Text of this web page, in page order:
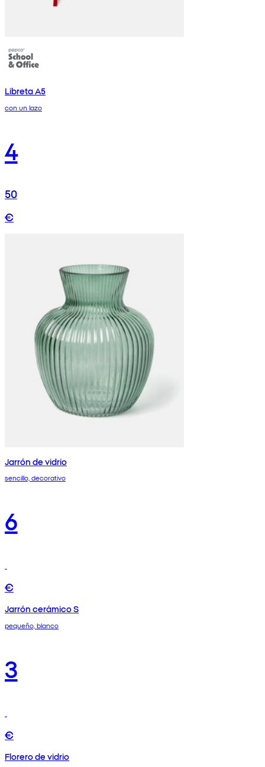
Libreta A5
con un lazo
4
50
€
Jarrón de vidrio
sencillo, decorativo
6
€
Jarrón cerámico S
pequeño, blanco
3
€
Florero de vidrio